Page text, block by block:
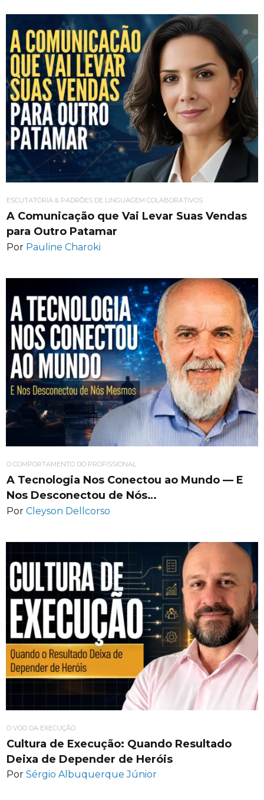
ESCUTATÓRIA & PADRÕES DE LINGUAGEM COLABORATIVOS
A Comunicação que Vai Levar Suas Vendas
para Outro Patamar
Por Pauline Charoki
O COMPORTAMENTO DO PROFISSIONAL
A Tecnologia Nos Conectou ao Mundo — E
Nos Desconectou de Nós…
Por Cleyson Dellcorso
O VOO DA EXECUÇÃO
Cultura de Execução: Quando Resultado
Deixa de Depender de Heróis
Por Sérgio Albuquerque Júnior